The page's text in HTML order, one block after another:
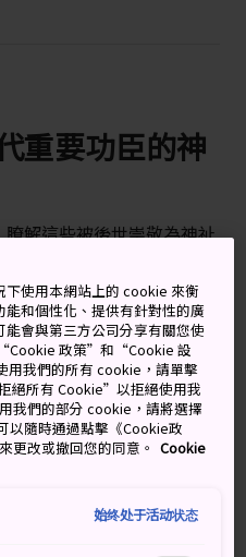
重要功臣的神
解這些被後世崇敬為神祉
松下村塾授課。
進而影響了日本近代歷史
武士，在明治時代 (1868–
的重要功臣。
列入世界遺產
使用本網站上的 cookie 來衡
和個性化、提供有針對性的廣
會與第三方公司分享有關您使
政策”和“Cookie 設
用我們的所有 cookie，請單擊
絕所有 Cookie”以拒絕使用我
我們的部分 cookie，請將選擇
以隨時通過點擊《Cookie政
改或撤回您的同意。 Cookie
始终处于活动状态